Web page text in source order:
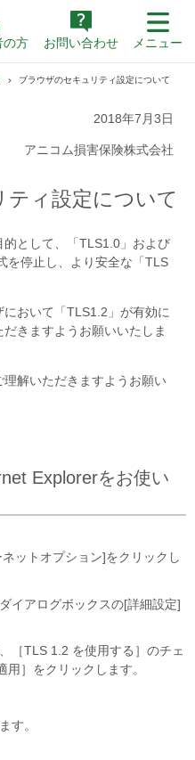
の方 お問い合わせ メニュー
ブラウザのセキュリティ設定について
2018年7月3日
アニコム損害保険株式会社
ィ設定について
として、「TLS1.0」および
を停止し、より安全な「TLS
おいて「TLS1.2」が有効に
きますようお願いいたしま
解いただきますようお願い
Explorerをお使い
ットオプション]をクリックし
イアログボックスの[詳細設定]
［TLS 1.2 を使用する］のチェ
］をクリックします。
す。